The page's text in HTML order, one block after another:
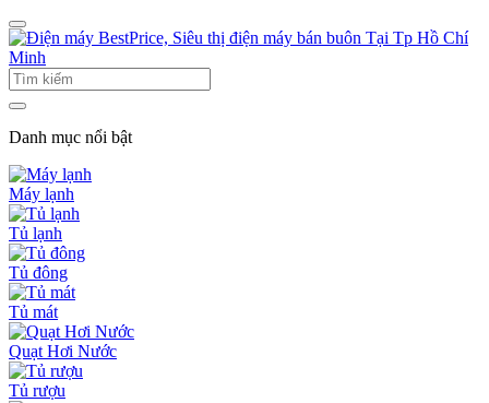
Danh mục nổi bật
Máy lạnh
Tủ lạnh
Tủ đông
Tủ mát
Quạt Hơi Nước
Tủ rượu